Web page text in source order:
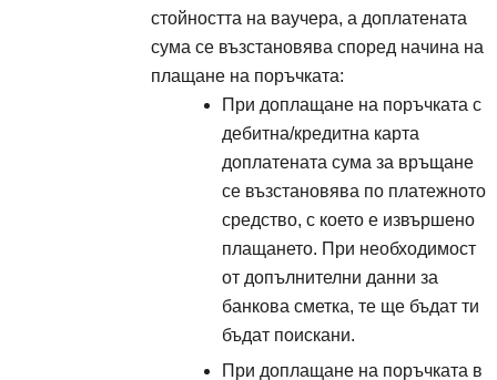
стойността на ваучера, а доплатената
сума се възстановява според начина на
плащане на поръчката:
При доплащане на поръчката с
дебитна/кредитна карта
доплатената сума за връщане
се възстановява по платежното
средство, с което е извършено
плащането. При необходимост
от допълнителни данни за
банкова сметка, те ще бъдат ти
бъдат поискани.
При доплащане на поръчката в